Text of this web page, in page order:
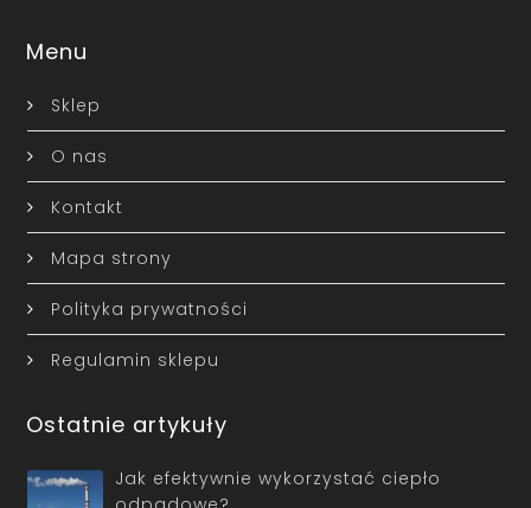
Menu
Sklep
O nas
Kontakt
Mapa strony
Polityka prywatności
Regulamin sklepu
Ostatnie artykuły
Jak efektywnie wykorzystać ciepło